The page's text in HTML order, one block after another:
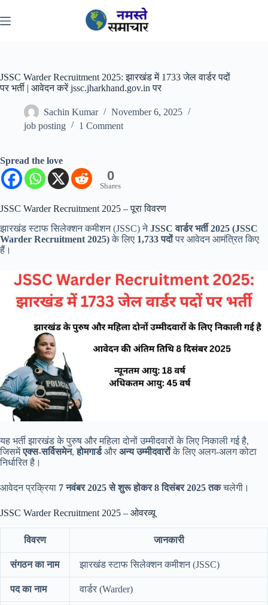
to
content
JSSC Warder Recruitment 2025: झारखंड में 1733 जेल वार्डर पदों
पर भर्ती | आवेदन करें jssc.jharkhand.gov.in पर
Sachin Kumar
November 6, 2025
job posting
1 Comment
Spread the love
0
Shares
JSSC Warder Recruitment 2025 – पूरा विवरण
झारखंड स्टाफ सिलेक्शन कमीशन (JSSC) नेJSSC वार्डर भर्ती 2025 (JSSC
Warder Recruitment 2025)के लिए 1,733 पदोंपर आवेदन आमंत्रित किए
हैं।
यह भर्ती झारखंड के पुरुष और महिला दोनों उम्मीदवारों के लिए निकाली गई है,
जिसमेंएक्स-सर्विसमेन,होमगार्डऔर अन्य उम्मीदवारोंके लिए अलग-अलग कोटा
निर्धारित है।
आवेदन प्रक्रिया 7 नवंबर 2025 से शुरू होकर 8 दिसंबर 2025 तकचलेगी।
JSSC Warder Recruitment 2025 – ओवरव्यू
विवरण जानकारी
संगठन का नाम झारखंड स्टाफ सिलेक्शन कमीशन (JSSC)
पद का नाम वार्डर (Warder)